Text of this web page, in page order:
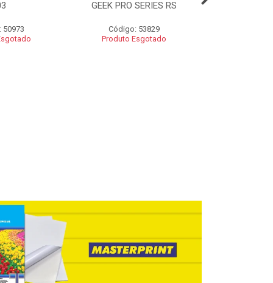
50973
GEEK PRO SERIES RS
Código: 53829
Produto Esgotado